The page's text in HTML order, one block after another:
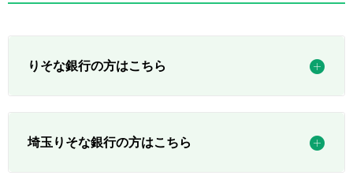
りそな銀行の方はこちら
埼玉りそな銀行の方はこちら